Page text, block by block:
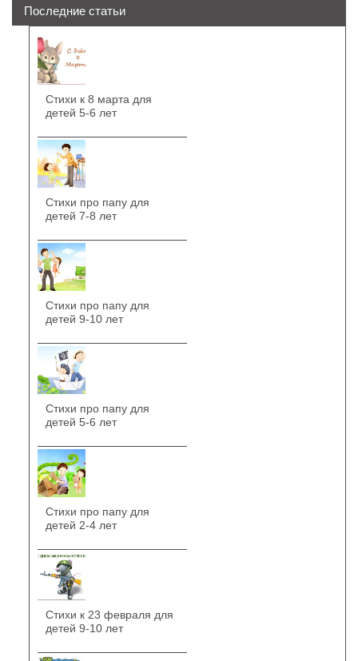
Последние статьи
Стихи к 8 марта для
детей 5-6 лет
Стихи про папу для
детей 7-8 лет
Стихи про папу для
детей 9-10 лет
Стихи про папу для
детей 5-6 лет
Стихи про папу для
детей 2-4 лет
Стихи к 23 февраля для
детей 9-10 лет